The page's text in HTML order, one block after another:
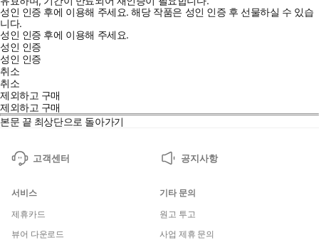
성인 인증 후에 이용해 주세요.해당 작품은 성인 인증 후 선물하실 수 있습
니다.
성인 인증 후에 이용해 주세요.
성인 인증
성인 인증
취소
취소
제외하고 구매
제외하고 구매
본문 끝 최상단으로 돌아가기
고객센터 공지사항
서비스
제휴카드
뷰어 다운로드
기타 문의
원고 투고
사업 제휴 문의